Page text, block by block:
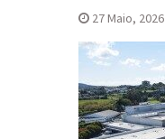
27 Maio, 2026